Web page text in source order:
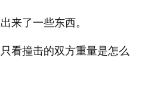
来了一些东西。
看撞击的双方重量是怎么